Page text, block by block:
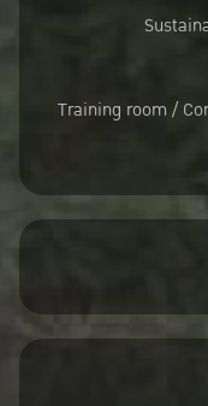
Training room /